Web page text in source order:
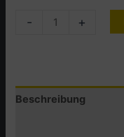
-
Diverse
Maschinen
+
Beschreibung